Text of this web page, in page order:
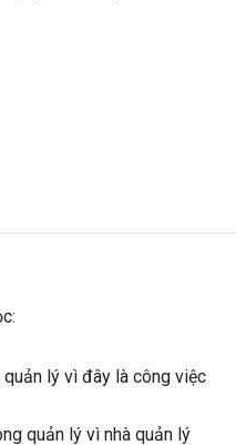
lý vì đây là công việc
quản lý vì nhà quản lý